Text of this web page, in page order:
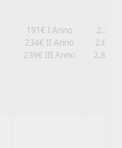
191€ I Anno
234€ II Anno
239€ III Anno